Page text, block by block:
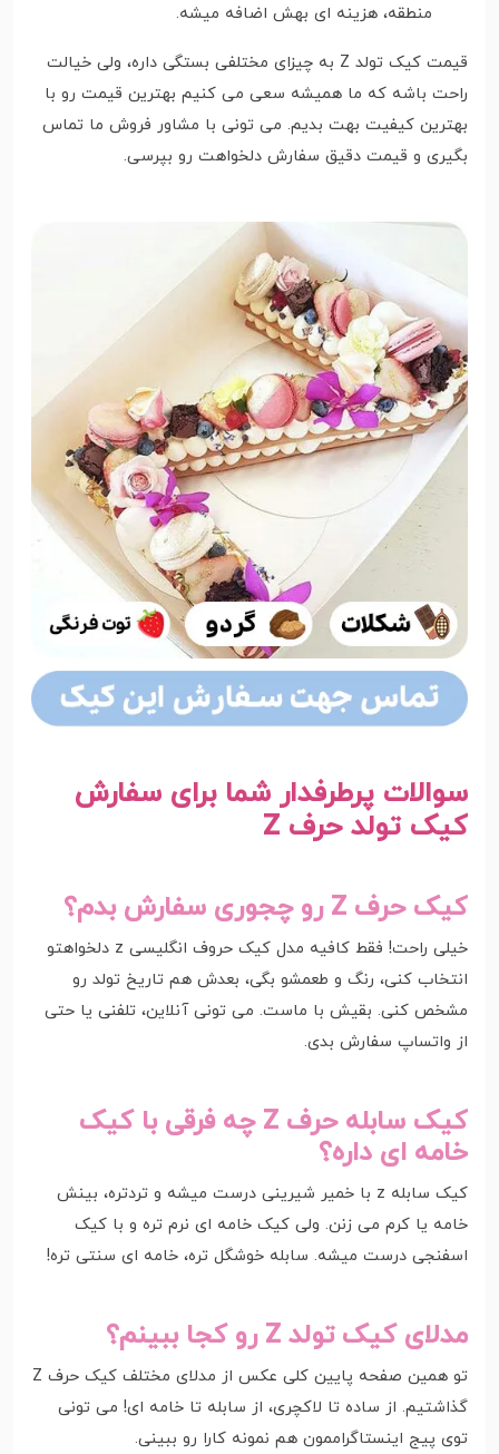
منطقه، هزینه ای بهش اضافه میشه.
قیمت کیک تولد Z به چیزای مختلفی بستگی داره، ولی خیالت
راحت باشه که ما همیشه سعی می کنیم بهترین قیمت رو با
بهترین کیفیت بهت بدیم. می تونی با مشاور فروش ما تماس
بگیری و قیمت دقیق سفارش دلخواهت رو بپرسی.
سوالات پرطرفدار شما برای سفارش
کیک تولد حرف Z
کیک حرف Z رو چجوری سفارش بدم؟
خیلی راحت! فقط کافیه مدل کیک حروف انگلیسی z دلخواهتو
انتخاب کنی، رنگ و طعمشو بگی، بعدش هم تاریخ تولد رو
مشخص کنی. بقیش با ماست. می تونی آنلاین، تلفنی یا حتی
از واتساپ سفارش بدی.
کیک سابله حرف Z چه فرقی با کیک
خامه ای داره؟
کیک سابله z با خمیر شیرینی درست میشه و تردتره، بینش
خامه یا کرم می زنن. ولی کیک خامه ای نرم تره و با کیک
اسفنجی درست میشه. سابله خوشگل تره، خامه ای سنتی تره!
مدلای کیک تولد Z رو کجا ببینم؟
تو همین صفحه پایین کلی عکس از مدلای مختلف کیک حرف Z
گذاشتیم. از ساده تا لاکچری، از سابله تا خامه ای! می تونی
توی پیج اینستاگراممون هم نمونه کارا رو ببینی.